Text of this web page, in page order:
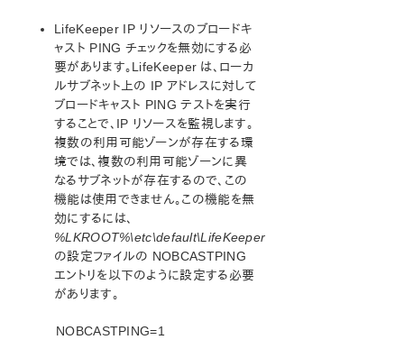
Recovery Kit for EC2™パラメーター一覧
Generic Application Kit for Load Balancer Health
Checks
SIOS Protection Suite/LifeKeeper Microsoft SQL
Server Recovery Kit イントロダクション
SIOS Protection Suite PostgreSQL
SIOS Protection Suite/LifeKeeper Oracle Recovery Kit
イントロダクション
SIOS Protection Suite/LifeKeeper Microsoft Internet
Information Services Recovery Kit イントロダクション
SIOS Protection Suite Recovery Kit for Route 53™ 管
理ガイド
SIOS Protection Suite/LifeKeeper for Windows サ
LifeKeeper IP リソースのブロードキ
ャスト PING チェックを無効にする必
要があります。LifeKeeper は、ローカ
ルサブネット上の IP アドレスに対して
ブロードキャスト PING テストを実行
することで、IP リソースを監視します。
複数の利用可能ゾーンが存在する環
境では、複数の利用可能ゾーンに異
なるサブネットが存在するので、この
機能は使用できません。この機能を無
効にするには、
%LKROOT%\etc\default\LifeKeeper
の設定ファイルの NOBCASTPING
エントリを以下のように設定する必要
があります。
NOBCASTPING=1